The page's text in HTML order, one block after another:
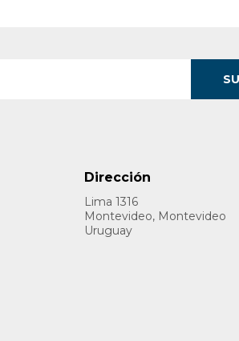
Dirección
Lima 1316
Montevideo, Montevideo
Uruguay